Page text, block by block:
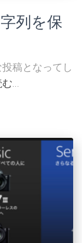
列を保
稿となってし
む…